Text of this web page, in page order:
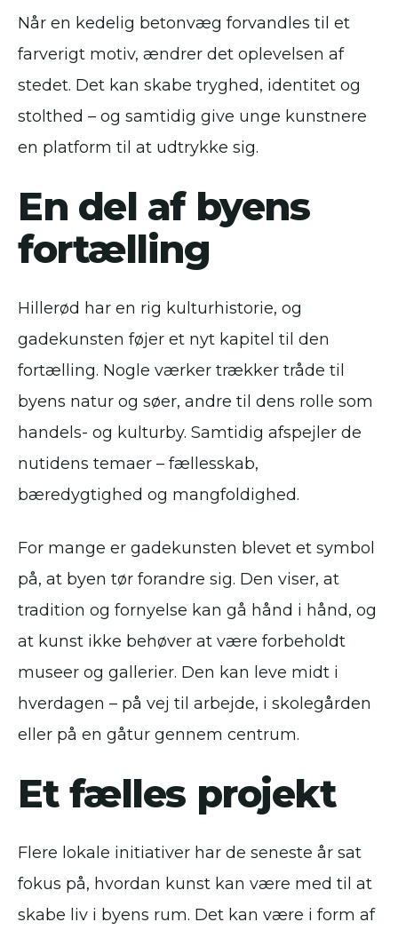
Når en kedelig betonvæg forvandles til et
farverigt motiv, ændrer det oplevelsen af
stedet. Det kan skabe tryghed, identitet og
stolthed – og samtidig give unge kunstnere
en platform til at udtrykke sig.
En del af byens
fortælling
Hillerød har en rig kulturhistorie, og
gadekunsten føjer et nyt kapitel til den
fortælling. Nogle værker trækker tråde til
byens natur og søer, andre til dens rolle som
handels- og kulturby. Samtidig afspejler de
nutidens temaer – fællesskab,
bæredygtighed og mangfoldighed.
For mange er gadekunsten blevet et symbol
på, at byen tør forandre sig. Den viser, at
tradition og fornyelse kan gå hånd i hånd, og
at kunst ikke behøver at være forbeholdt
museer og gallerier. Den kan leve midt i
hverdagen – på vej til arbejde, i skolegården
eller på en gåtur gennem centrum.
Et fælles projekt
Flere lokale initiativer har de seneste år sat
fokus på, hvordan kunst kan være med til at
skabe liv i byens rum. Det kan være i form af